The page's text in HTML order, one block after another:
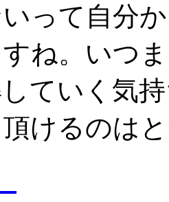
って自分
ね。いつ
ていく気
けるのは